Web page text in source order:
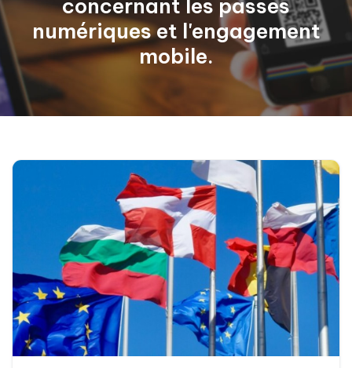
concernant les passes
numériques et l'engagement
mobile.